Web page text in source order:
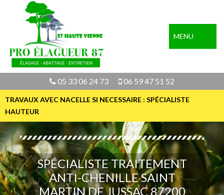
MENU
05 33 06 24 73 06 59 47 51 52
TRAVAUX AVEC NACELLE SI NECESSAIRE : SPÉCIALISTE
HAUTEUR
SPÉCIALISTE TRAITEMENT
ANTI-CHENILLE SAINT
MARTIN DE JUSSAC 87200